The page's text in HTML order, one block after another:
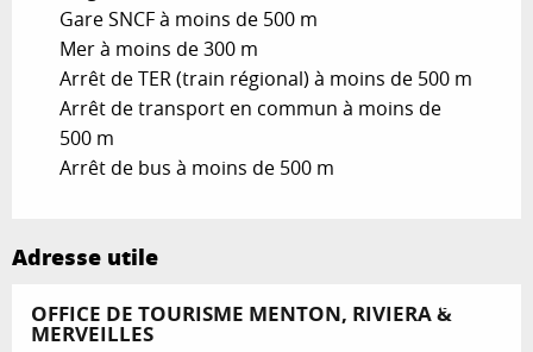
Gare SNCF à moins de 500 m
Mer à moins de 300 m
Arrêt de TER (train régional) à moins de 500 m
Arrêt de transport en commun à moins de
500 m
Arrêt de bus à moins de 500 m
Adresse utile
OFFICE DE TOURISME MENTON, RIVIERA &
MERVEILLES
Réservable